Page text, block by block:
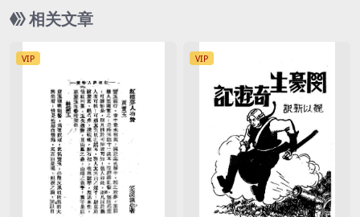
相关文章
VIP VIP